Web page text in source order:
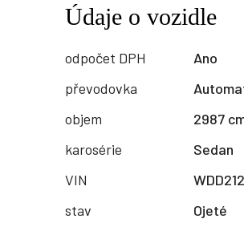
Údaje o vozidle
odpočet DPH
Ano
převodovka
objem
2987
karosérie
Sedan
VIN
stav
Ojeté